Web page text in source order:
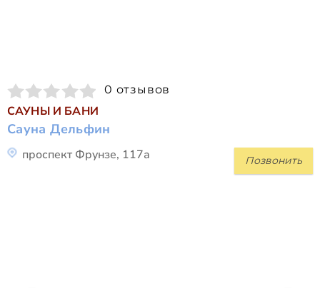
0 отзывов
САУНЫ И БАНИ
Сауна Дельфин
Позвонить
проспект Фрунзе, 117а